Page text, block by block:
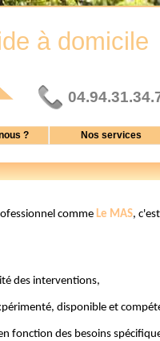
à domicile
comme Le MAS,
des interventions,
disponible et
fonction des besoins
? Nos services